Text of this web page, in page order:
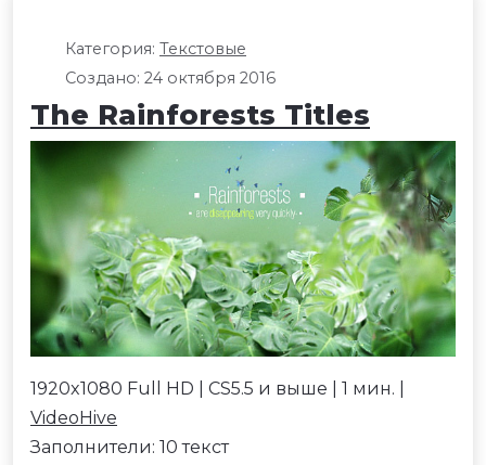
Категория: Текстовые
Создано: 24 октября 2016
The Rainforests Titles
1920x1080 Full HD | CS5.5 и выше | 1 мин. |
VideoHive
Заполнители: 10 текст